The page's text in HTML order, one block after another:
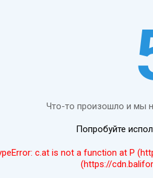
Что-то произошло и мы
Попробуйте
c.at is not a function at P
(https://